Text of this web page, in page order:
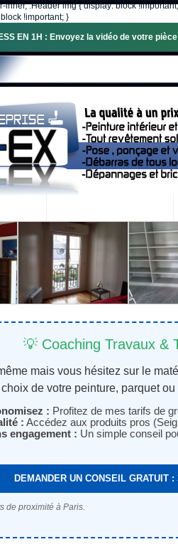
.Header img { display: block
!important; }
EN 1H : Envoyez la vidéo de votre
💡 Coaching Travaux &
mais vous hésitez sur le
de votre peinture, parquet ou
: Profitez de mes tarifs de
: Accédez aux produits pros
engagement : Un simple conseil
DEMANDER UN CONSEIL GRATUIT :
de proximité à Paris.